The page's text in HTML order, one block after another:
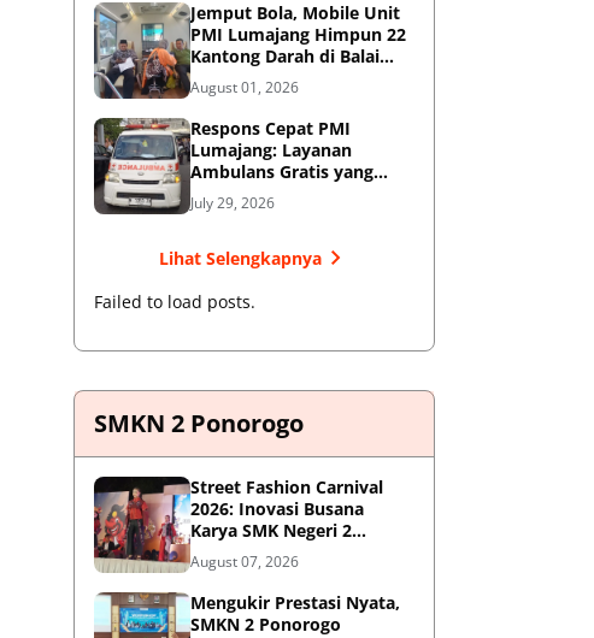
Jemput Bola, Mobile Unit
PMI Lumajang Himpun 22
Kantong Darah di Balai
Desa Jatirejo Kunir
August 01, 2026
Respons Cepat PMI
Lumajang: Layanan
Ambulans Gratis yang
Wajib Diketahui Warga
July 29, 2026
Lihat Selengkapnya
Failed to load posts.
SMKN 2 Ponorogo
Street Fashion Carnival
2026: Inovasi Busana
Karya SMK Negeri 2
Ponorogo
August 07, 2026
Mengukir Prestasi Nyata,
SMKN 2 Ponorogo